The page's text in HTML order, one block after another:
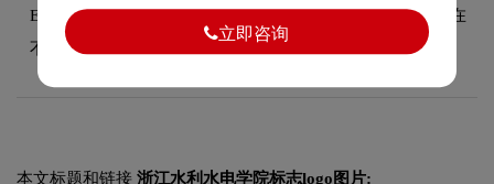
EPS、CDR等矢量格式以及PNG、JPG等位图格式，方便您在
不同场景下使用。
本文标题和链接 浙江水利水电学院标志logo图片:
立即咨询